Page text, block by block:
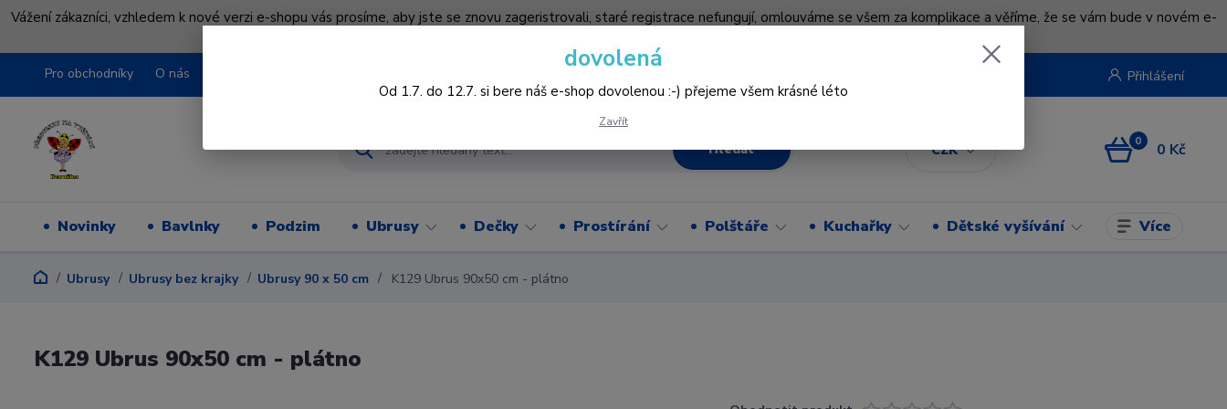
Vážení zákazníci, vzhledem k nové verzi e-shopu vás prosíme, aby jste se znovu zageristrovali, staré registrace nefungují, omlouváme se všem za komplikace a věříme, že se vám bude v novém e-
Pro obchodníky O nás
CZK
Přihlášení
Hledat 0 0 Kč
Novinky Bavlnky Podzim Ubrusy Dečky Prostírání Polštáře Kuchařky Dětské vyšívání Více
Ubrusy Ubrusy bez krajky Ubrusy 90 x 50 cm K129 Ubrus 90x50 cm - plátno
K129 Ubrus 90x50 cm - plátno
dovolená
Od 1.7. do 12.7. si bere náš e-shop dovolenou :-) přejeme všem krásné léto
Zavřít